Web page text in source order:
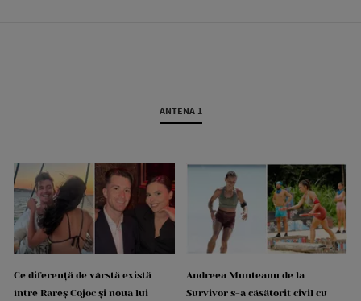
ANTENA 1
Ce diferență de vârstă există
între Rareș Cojoc și noua lui
Andreea Munteanu de la
Survivor s-a căsătorit civil cu